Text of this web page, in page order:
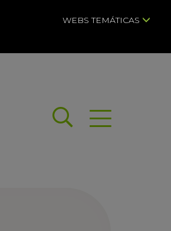
WEBS TEMÁTICAS
BuscarAbrir menú